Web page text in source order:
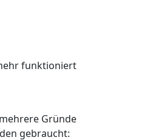
funktioniert
Gründe
gebraucht: